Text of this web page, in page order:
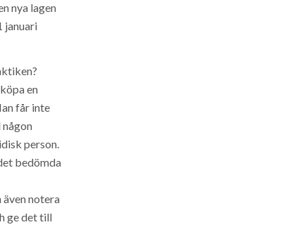
nya lagen
januari
en
får inte
person.
bedömda
notera
ge det till